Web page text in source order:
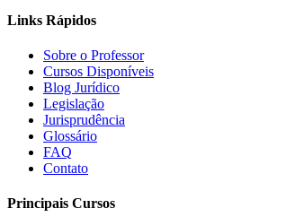
Links Rápidos
Sobre o Professor
Cursos Disponíveis
Blog Jurídico
Legislação
Jurisprudência
Glossário
FAQ
Contato
Principais Cursos